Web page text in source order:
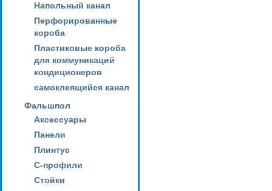
Напольный канал
Перфорированные
короба
Пластиковые короба
для коммуникаций
кондиционеров
самоклеящийся канал
Фальшпол
Аксессуары
Панели
Плинтус
С-профили
Стойки